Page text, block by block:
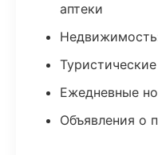
аптеки
Ежедневные
Объявления о